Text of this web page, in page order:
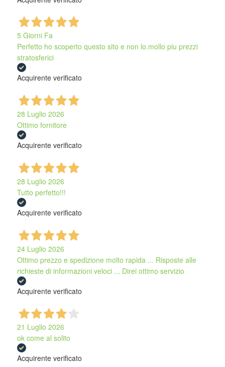
5 Giorni Fa
Perfetto ho scoperto questo sito e non lo.mollo piu prezzi
stratosferici
Acquirente verificato
28 Luglio 2026
Ottimo fornitore
Acquirente verificato
28 Luglio 2026
Tutto perfetto!!!
Acquirente verificato
24 Luglio 2026
Ottimo prezzo e spedizione molto rapida ... Risposte alle
richieste di informazioni veloci ... Direi ottimo servizio
Acquirente verificato
21 Luglio 2026
ok come al solito
Acquirente verificato